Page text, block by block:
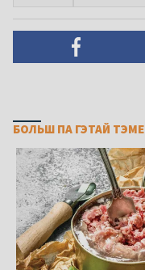
БОЛЬШ ПА ГЭТАЙ ТЭМЕ